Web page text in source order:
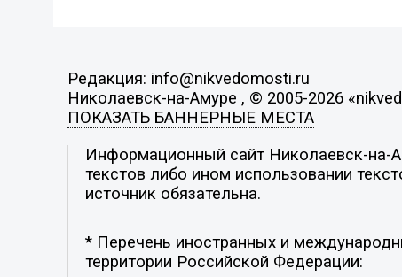
Редакция: info@nikvedomosti.ru
Николаевск-на-Амуре , © 2005-2026
ПОКАЗАТЬ БАННЕРНЫЕ МЕСТА
Информационный сайт Николаевск-на-
текстов либо ином использовании
источник обязательна.
* Перечень иностранных и
территории Российской Федерации: